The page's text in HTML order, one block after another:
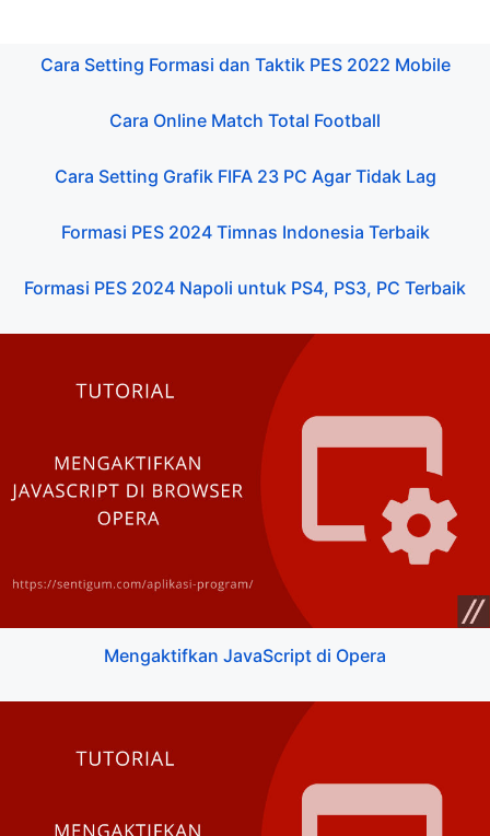
Cara Setting Formasi dan Taktik PES 2022 Mobile
Cara Online Match Total Football
Cara Setting Grafik FIFA 23 PC Agar Tidak Lag
Formasi PES 2024 Timnas Indonesia Terbaik
Formasi PES 2024 Napoli untuk PS4, PS3, PC Terbaik
Mengaktifkan JavaScript di Opera